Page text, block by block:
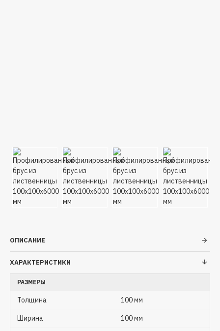
ОПИСАНИЕ
ХАРАКТЕРИСТИКИ
РАЗМЕРЫ
Толщина 100 мм
Ширина 100 мм